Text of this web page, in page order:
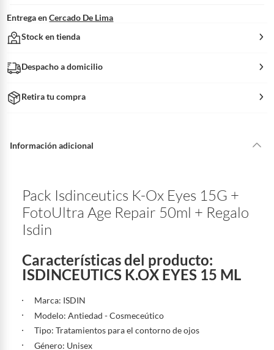
Entrega en Cercado De Lima
Stock en tienda
Despacho a domicilio
Retira tu compra
Información adicional
Pack Isdinceutics K-Ox Eyes 15G +
FotoUltra Age Repair 50ml + Regalo
Isdin
Características del producto:
ISDINCEUTICS K.OX EYES 15 ML
Marca: ISDIN
Modelo: Antiedad - Cosmeceútico
Tipo: Tratamientos para el contorno de ojos
Género: Unisex